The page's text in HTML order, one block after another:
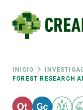
contenido
principal
Ruta
INICIO
FOREST RESEARCH
RRSS
INTRANET